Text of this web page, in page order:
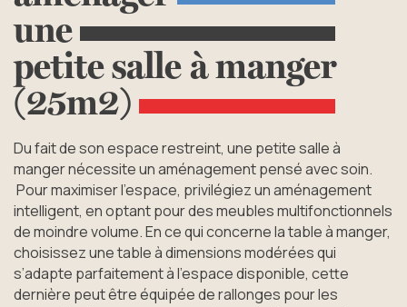
une
petitesalleàmanger
(25m2)
Du fait de son espace restreint, une petite salle à
manger nécessite un aménagement pensé avec soin.
Pour maximiser l’espace, privilégiez un aménagement
intelligent, en optant pour des meubles multifonctionnels
de moindre volume. En ce qui concerne la table à manger,
choisissez une table à dimensions modérées qui
s’adapte parfaitement à l’espace disponible, cette
dernière peut être équipée de rallonges pour les